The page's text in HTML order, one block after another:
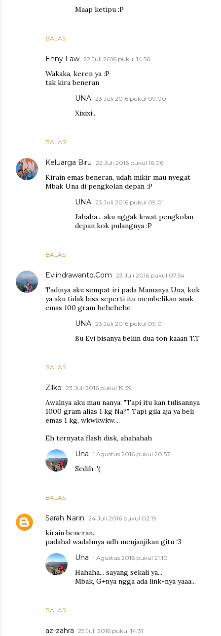
BALAS
Maap ketipu :P
Enny Law 22 Juli 2016 pukul 14.56
Wakaka, keren ya :P
tak kira beneran
BALAS
UNA 23 Juli 2016 pukul 09.00
Xixixi...
Keluarga Biru 22 Juli 2016 pukul 16.06
Kirain emas beneran, udah mikir mau nyegat
Mbak Una di pengkolan depan :P
BALAS
UNA 23 Juli 2016 pukul 09.01
Jahaha... aku nggak lewat pengkolan
depan kok pulangnya :P
Eviindrawanto.Com 23 Juli 2016 pukul 07.54
Tadinya aku sempat iri pada Mamanya Una, kok
ya aku tidak bisa seperti itu membelikan anak
emas 100 gram hehehehe
BALAS
UNA 23 Juli 2016 pukul 09.01
Bu Evi bisanya beliin dua ton kaaan T.T
Zilko 23 Juli 2016 pukul 19.59
Awalnya aku mau nanya: "Tapi itu kan tulisannya
1000 gram alias 1 kg Na?". Tapi gila aja ya beli
emas 1 kg, wkwkwkw....
Eh ternyata flash disk, ahahahah
BALAS
Una 1 Agustus 2016 pukul 20.57
Sedih :'(
Sarah Narin 24 Juli 2016 pukul 02.19
kirain beneran..
padahal wadahnya udh menjanjikan gitu :3
BALAS
Una 1 Agustus 2016 pukul 21.10
Hahaha... sayang sekali ya...
Mbak, G+nya ngga ada link-nya yaaa...
az-zahra 25 Juli 2016 pukul 14.31